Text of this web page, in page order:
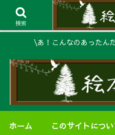
\あ！こんなのあったん
ホーム このサイトにつ
検索